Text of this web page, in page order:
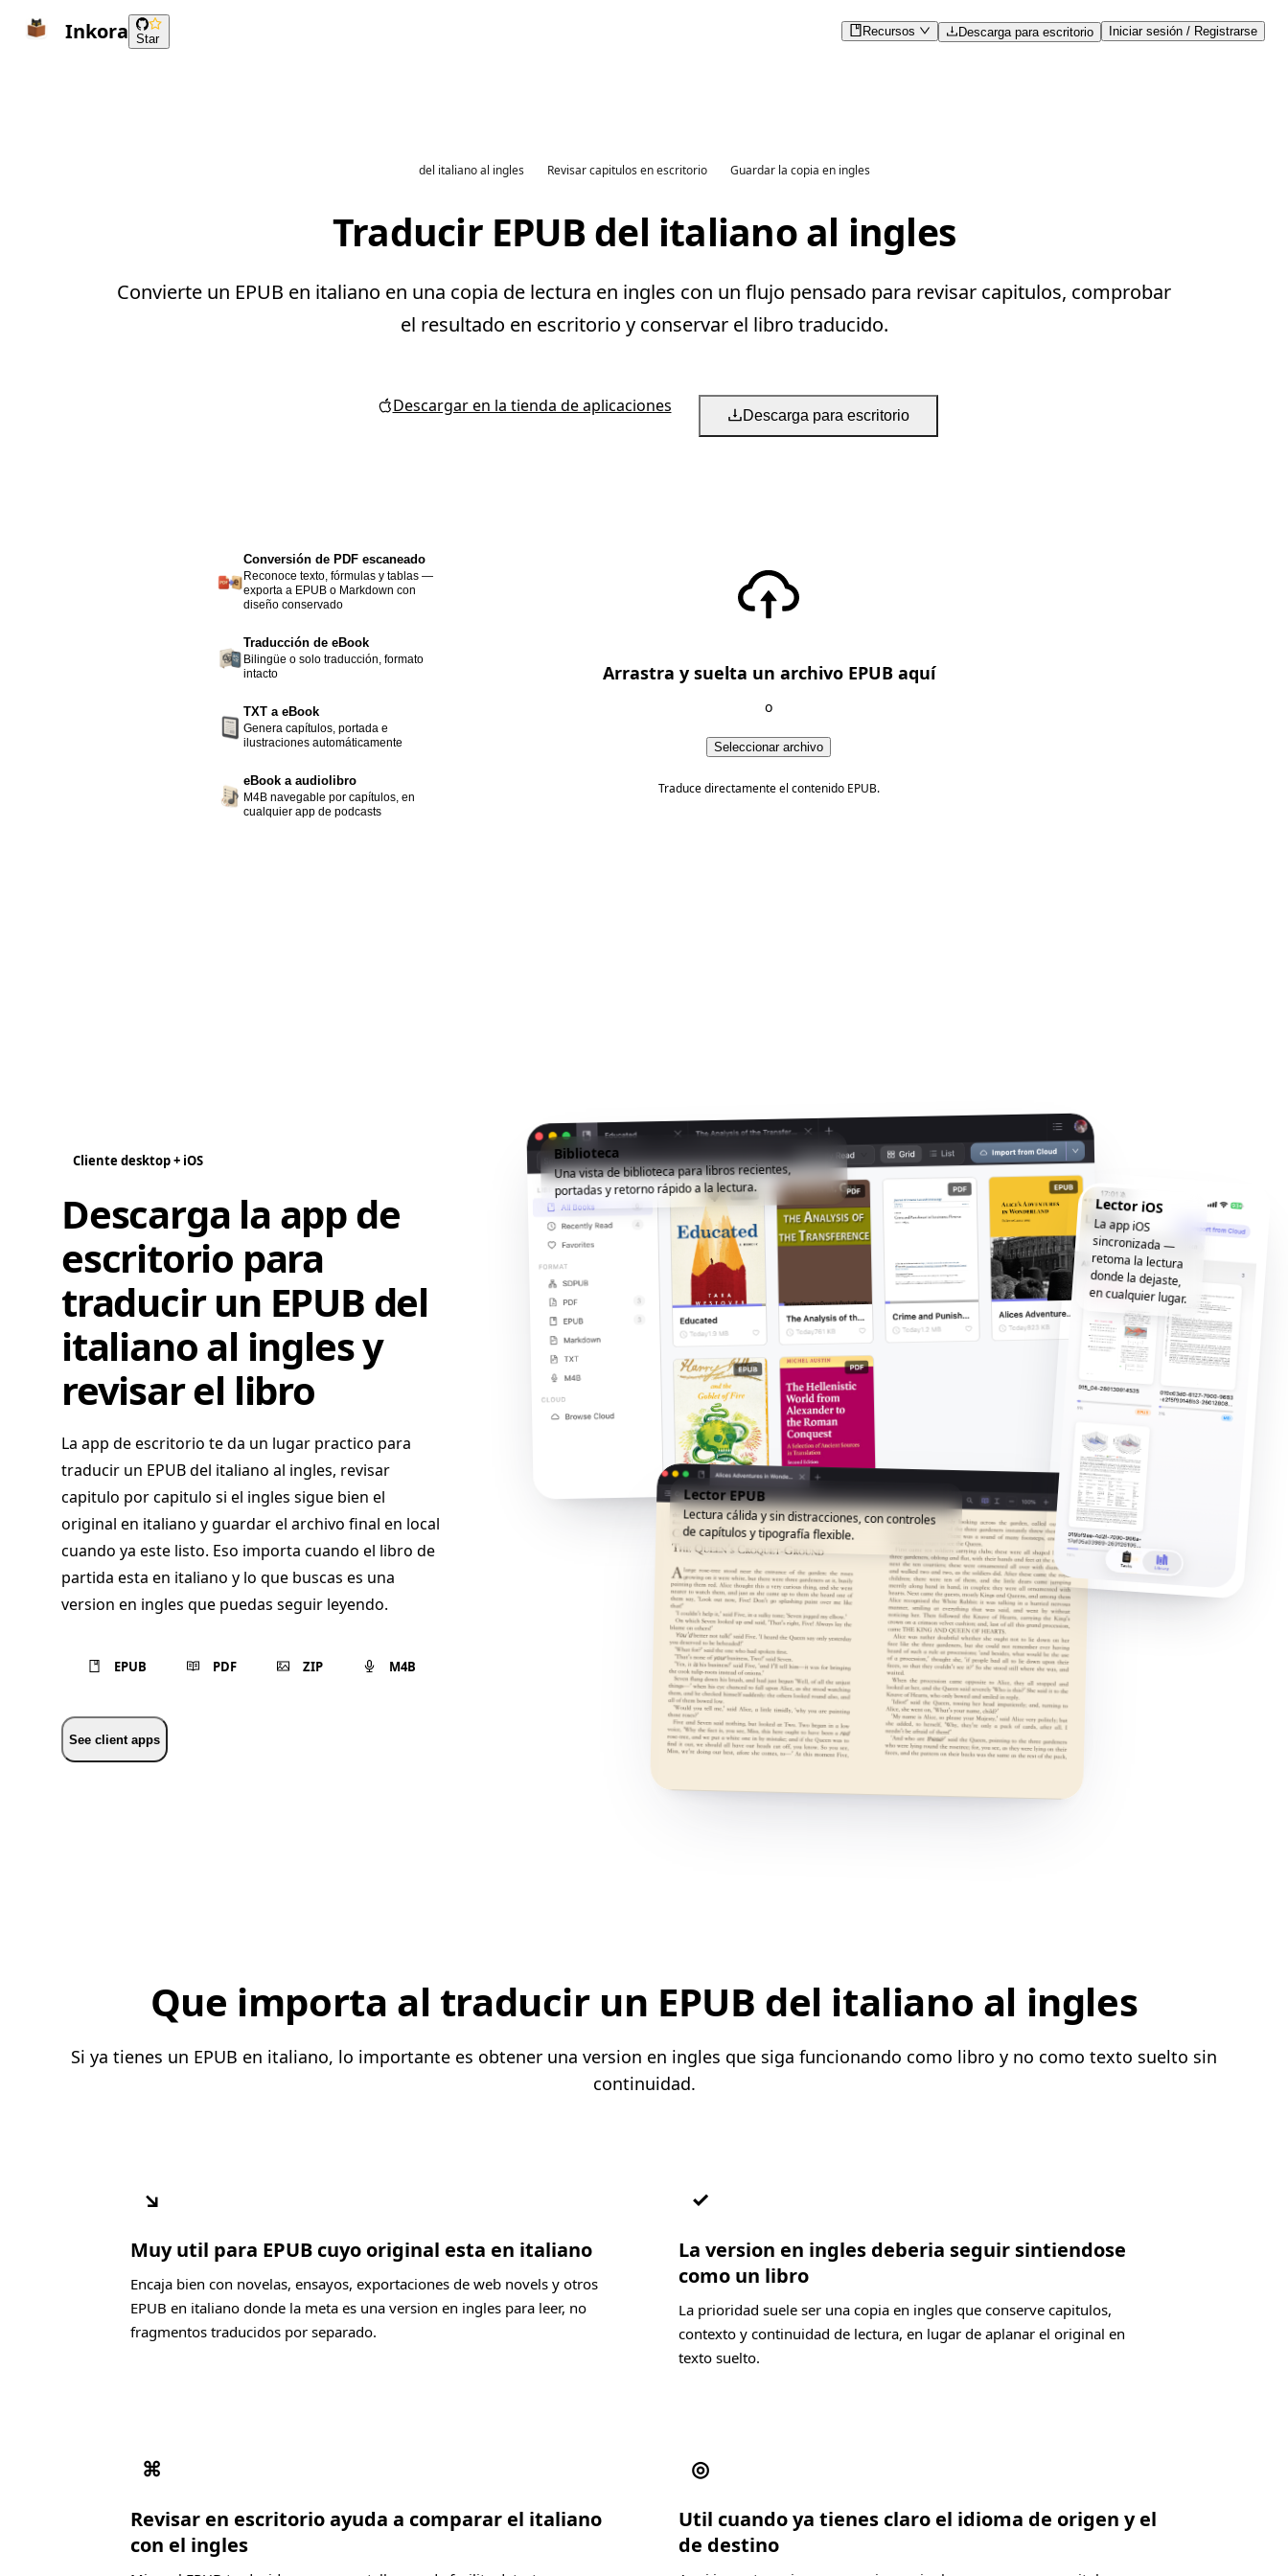
Inkora Star
Recursos Descarga para escritorio Iniciar sesión / Registrarse
del italiano al ingles Revisar capitulos en escritorio Guardar la copia en ingles
Traducir EPUB del italiano al ingles
Convierte un EPUB en italiano en una copia de lectura en ingles con un flujo pensado para revisar capitulos, comprobar
el resultado en escritorio y conservar el libro traducido.
Descargar en la tienda de aplicaciones Descarga para escritorio
Conversión de PDF escaneado
Reconoce texto, fórmulas y tablas —
exporta a EPUB o Markdown con
diseño conservado
Traducción de eBook
Bilingüe o solo traducción, formato
intacto
TXT a eBook
Genera capítulos, portada e
ilustraciones automáticamente
eBook a audiolibro
M4B navegable por capítulos, en
cualquier app de podcasts
Arrastra y suelta un archivo EPUB aquí
o
Seleccionar archivo
Traduce directamente el contenido EPUB.
Cliente desktop + iOS
Descarga la app de
escritorio para
traducir un EPUB del
italiano al ingles y
revisar el libro
La app de escritorio te da un lugar practico para
traducir un EPUB del italiano al ingles, revisar
capitulo por capitulo si el ingles sigue bien el
original en italiano y guardar el archivo final en local
cuando ya este listo. Eso importa cuando el libro de
partida esta en italiano y lo que buscas es una
version en ingles que puedas seguir leyendo.
EPUB PDF ZIP M4B
See client apps
Biblioteca
Una vista de biblioteca para libros recientes,
portadas y retorno rápido a la lectura.
Lector EPUB
Lectura cálida y sin distracciones, con controles
de capítulos y tipografía flexible.
Lector iOS
La app iOS
sincronizada —
retoma la lectura
donde la dejaste,
en cualquier lugar.
Que importa al traducir un EPUB del italiano al ingles
Si ya tienes un EPUB en italiano, lo importante es obtener una version en ingles que siga funcionando como libro y no como texto suelto sin
continuidad.
↘
Muy util para EPUB cuyo original esta en italiano
Encaja bien con novelas, ensayos, exportaciones de web novels y otros
EPUB en italiano donde la meta es una version en ingles para leer, no
fragmentos traducidos por separado.
✓
La version en ingles deberia seguir sintiendose
como un libro
La prioridad suele ser una copia en ingles que conserve capitulos,
contexto y continuidad de lectura, en lugar de aplanar el original en
texto suelto.
⌘
Revisar en escritorio ayuda a comparar el italiano
con el ingles
◎
Util cuando ya tienes claro el idioma de origen y el
de destino